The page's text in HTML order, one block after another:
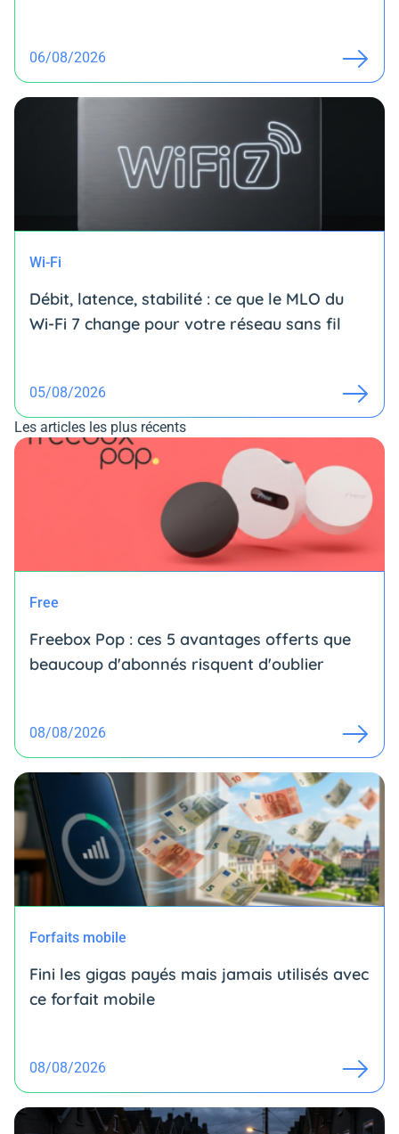
06/08/2026
Wi-Fi
Débit, latence, stabilité : ce que le MLO du
Wi-Fi 7 change pour votre réseau sans fil
05/08/2026
Les articles les plus récents
Free
Freebox Pop : ces 5 avantages offerts que
beaucoup d'abonnés risquent d'oublier
08/08/2026
Forfaits mobile
Fini les gigas payés mais jamais utilisés avec
ce forfait mobile
08/08/2026